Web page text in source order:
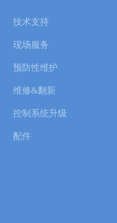
技术支持
现场服务
预防性维护
维修&翻新
控制系统升级
配件